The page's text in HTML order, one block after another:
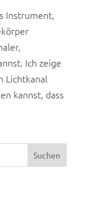
Instrument,
Ich zeige
Lichtkanal
kannst, dass